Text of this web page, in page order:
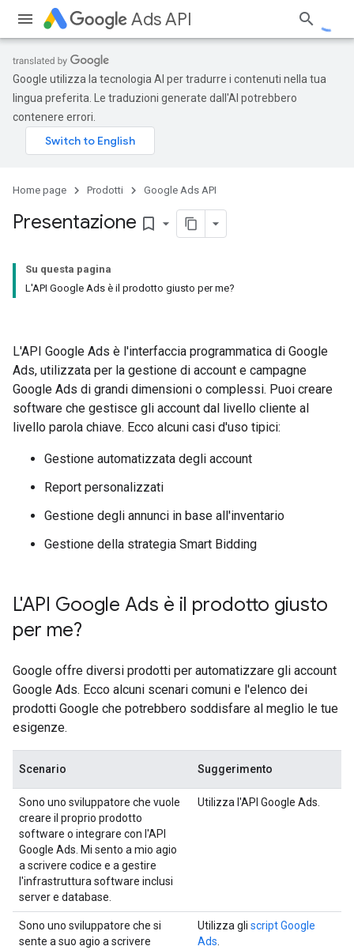
Ads API
Google utilizza la tecnologia AI per tradurre i contenuti nella tua
lingua preferita. Le traduzioni generate dall'AI potrebbero
contenere errori.
Home page Prodotti Google Ads API
Presentazione bookmark_border
Su questa pagina
L'API Google Ads è il prodotto giusto per me?
L'API Google Ads è l'interfaccia programmatica di Google
Ads, utilizzata per la gestione di account e campagne
Google Ads di grandi dimensioni o complessi. Puoi creare
software che gestisce gli account dal livello cliente al
livello parola chiave. Ecco alcuni casi d'uso tipici:
Gestione automatizzata degli account
Report personalizzati
Gestione degli annunci in base all'inventario
Gestione della strategia Smart Bidding
L'API Google Ads è il prodotto giusto
per me?
Google offre diversi prodotti per automatizzare gli account
Google Ads. Ecco alcuni scenari comuni e l'elenco dei
prodotti Google che potrebbero soddisfare al meglio le tue
esigenze.
Scenario Suggerimento
Sono uno sviluppatore che vuole
creare il proprio prodotto
software o integrare con l'API
Google Ads. Mi sento a mio agio
a scrivere codice e a gestire
l'infrastruttura software inclusi
server e database.
Utilizza l'API Google Ads.
Sono uno sviluppatore che si
sente a suo agio a scrivere
Utilizza gli script Google
Ads